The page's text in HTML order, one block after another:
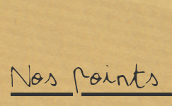
Nos